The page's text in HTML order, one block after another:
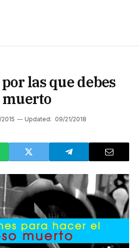
las que debes
muerto
Updated: 09/21/2018